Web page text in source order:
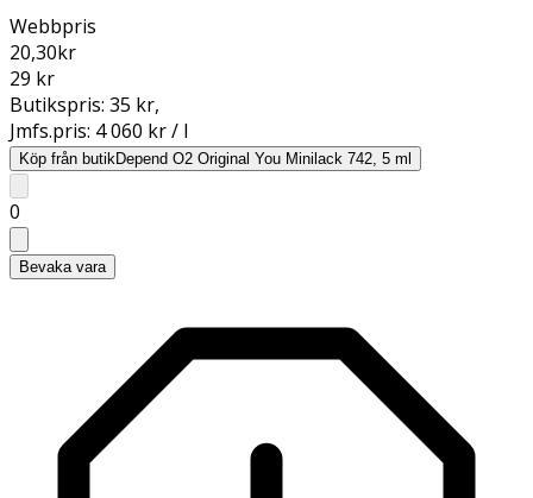
Webbpris
20,30kr
29 kr
Butikspris: 35 kr,
Jmfs.pris: 4 060 kr / l
Köp från butikDepend O2 Original You Minilack 742, 5 ml
0
Bevaka vara